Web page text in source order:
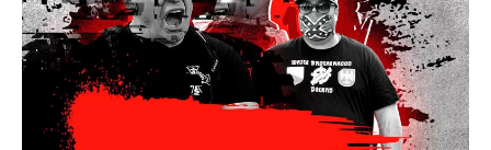
Наука и техника Спорт
Культура Интернет и СМИ
Путешествия